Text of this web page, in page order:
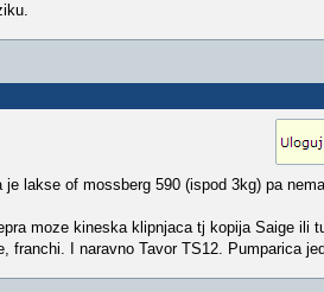
lakse of mossberg 590 (ispod 3kg) pa
moze kineska klipnjaca tj kopija Saige ili
franchi. I naravno Tavor TS12. Pumparica